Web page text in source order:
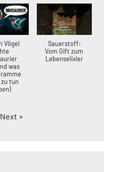
Vögel
was
tun
Sauerstoff:
Vom Gift zum
Lebenselixier
Next »